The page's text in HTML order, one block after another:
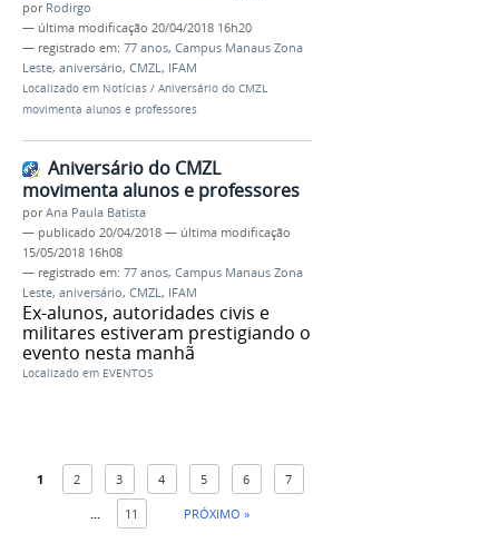
por Rodirgo
— última modificação 20/04/2018 16h20
— registrado em: 77 anos, Campus Manaus Zona
Leste, aniversário, CMZL , IFAM
Localizado em Notícias / Aniversário do CMZL
movimenta alunos e professores
Aniversário do CMZL
movimenta alunos e professores
porAna Paula Batista
— publicado 20/04/2018 — última modificação
15/05/2018 16h08
— registrado em: 77 anos, Campus Manaus Zona
Leste, aniversário, CMZL, IFAM
Ex-alunos, autoridades civis e
militares estiveram prestigiando o
evento nesta manhã
Localizado em EVENTOS
1 2 3 4 5 6 7
... 11 PRÓXIMO »